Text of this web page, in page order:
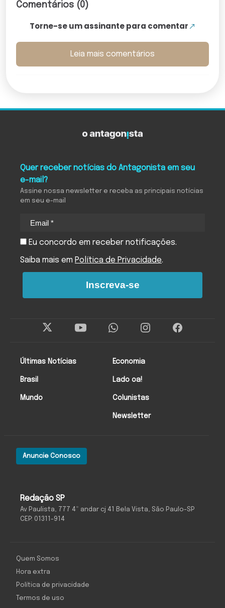
Comentários (0)
Torne-se um assinante para comentar
Leia mais comentários
Redação SP
Av Paulista, 777 4º andar cj 41 Bela Vista, São Paulo-SP
CEP: 01311-914
Anuncie Conosco
Últimas Notícias
Brasil
Mundo
Economia
Lado oa!
Colunistas
Newsletter
Quer receber notícias do Antagonista em seu
e-mail?
Assine nossa newsletter e receba as principais notícias
em seu e-mail
Eu concordo em receber notificações.
Saiba mais em Política de Privacidade.
Inscreva-se
Quem Somos
Hora extra
Política de privacidade
Termos de uso